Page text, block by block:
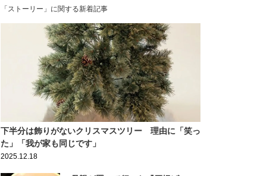
「ストーリー」に関する新着記事
下半分は飾りがないクリスマスツリー 理由に「笑っ
た」「我が家も同じです」
2025.12.18